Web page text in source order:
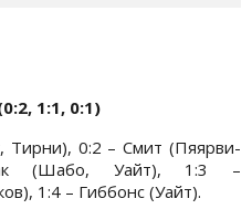
1:1, 0:1)
Тирни), 0:2 – Смит (Пяярви-
(Шабо, Уайт), 1:3 –
1:4 – Гиббонс (Уайт).